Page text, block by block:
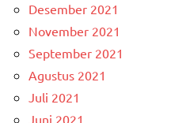
Desember 2021
November 2021
September 2021
Agustus 2021
Juli 2021
Juni 2021